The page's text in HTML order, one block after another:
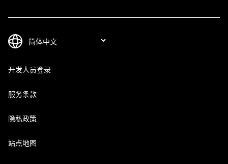
开发人员登录
服务条款
隐私政策
站点地图